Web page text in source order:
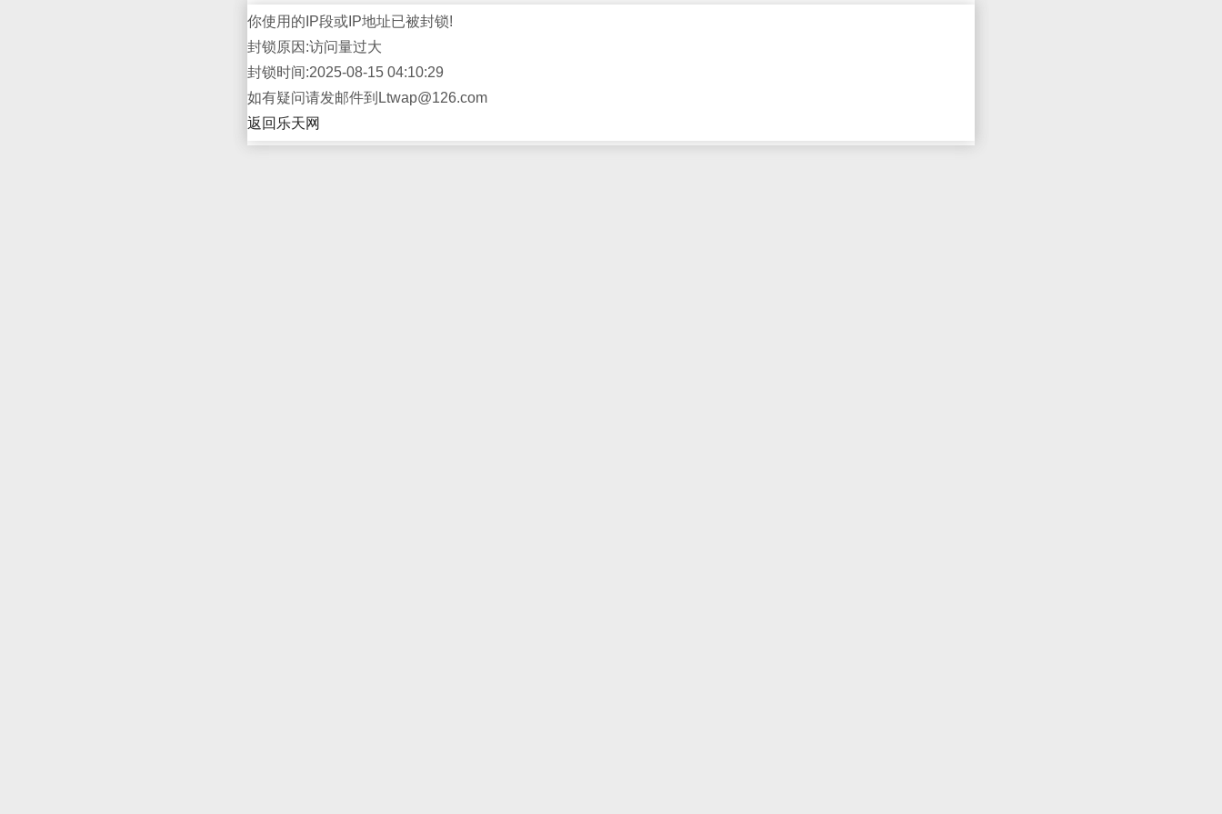
你使用的IP段或IP地址已被封锁!
封锁原因:访问量过大
封锁时间:2025-08-15 04:10:29
如有疑问请发邮件到Ltwap@126.com
返回乐天网